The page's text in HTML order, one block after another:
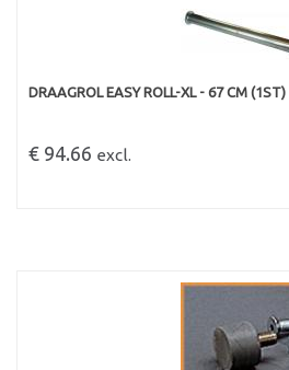
DRAAGROL EASY ROLL-XL - 67 CM (1ST)
€ 94.66 excl.